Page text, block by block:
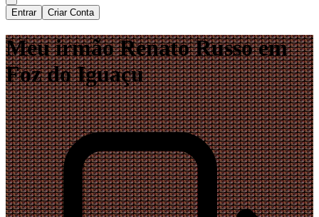
Entrar Criar Conta
Meu irmão Renato Russo em
Foz do Iguaçu